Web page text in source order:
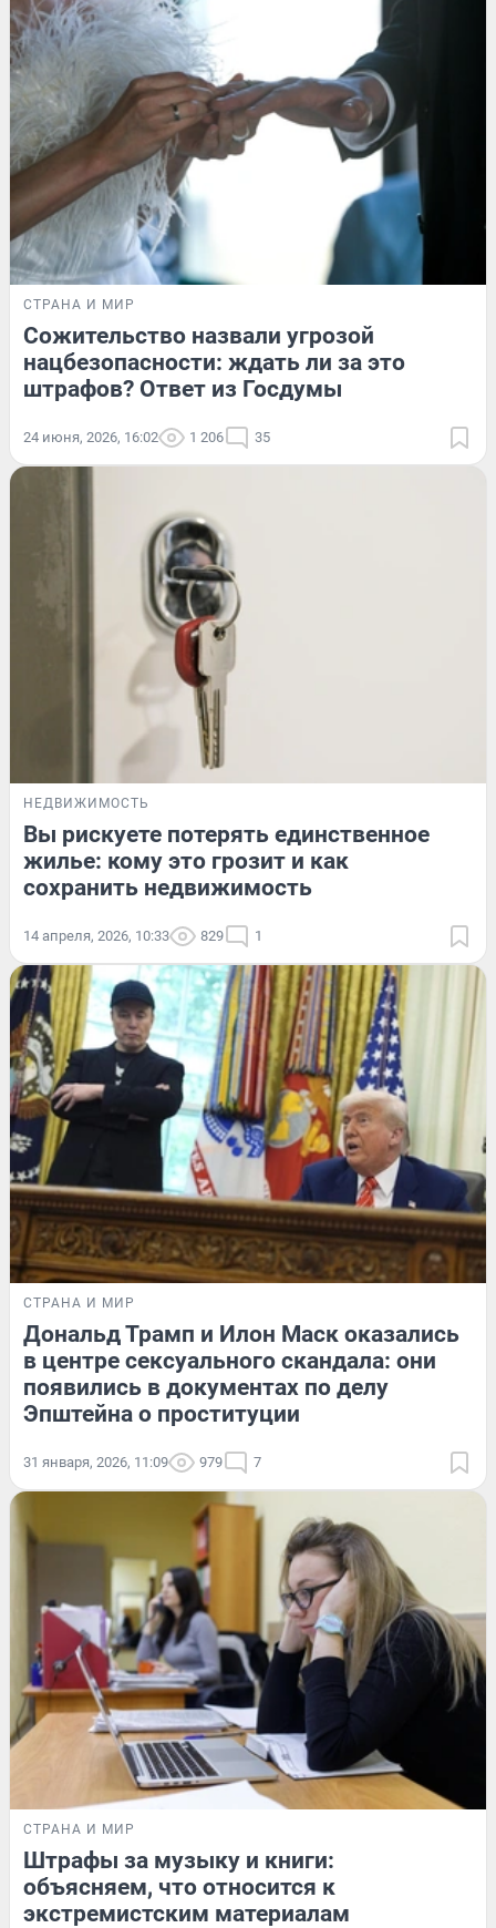
СТРАНА И МИР
Сожительство назвали угрозой
нацбезопасности: ждать ли за это
штрафов? Ответ из Госдумы
24 июня, 2026, 16:02 1 206 35
НЕДВИЖИМОСТЬ
Вы рискуете потерять единственное
жилье: кому это грозит и как
сохранить недвижимость
14 апреля, 2026, 10:33 829 1
СТРАНА И МИР
Дональд Трамп и Илон Маск оказались
в центре сексуального скандала: они
появились в документах по делу
Эпштейна о проституции
31 января, 2026, 11:09 979 7
СТРАНА И МИР
Штрафы за музыку и книги:
объясняем, что относится к
экстремистским материалам